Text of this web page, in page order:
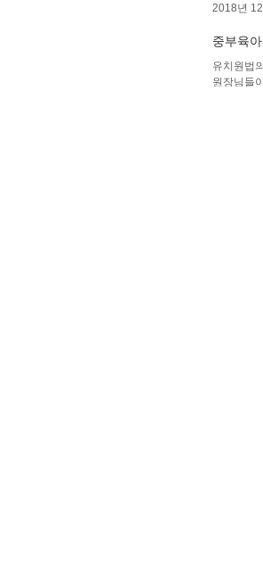
중부육
유치원법
원장님들이 모여 고충을 토로하고 힐
2018년